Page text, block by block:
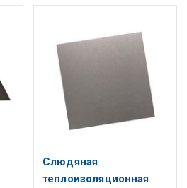
Слюдяная
теплоизоляционная